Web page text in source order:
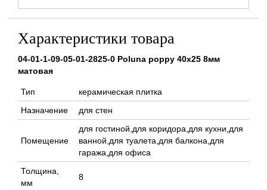
Характеристики товара
04-01-1-09-05-01-2825-0 Poluna poppy 40x25 8мм
матовая
Тип
керамическая плитка
Назначение
для стен
Помещение
для гостиной,для коридора,для кухни,для
ванной,для туалета,для балкона,для
гаража,для офиса
Толщина,
мм
8